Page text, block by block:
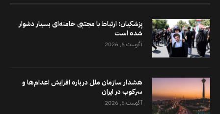
پزشکیان: ارتباط با مجتبی خامنه‌ای بسیار دشوار
شده است
آگوست 6, 2026
هشدار سازمان ملل درباره افزایش اعدام‌ها و
سرکوب در ایران
آگوست 6, 2026